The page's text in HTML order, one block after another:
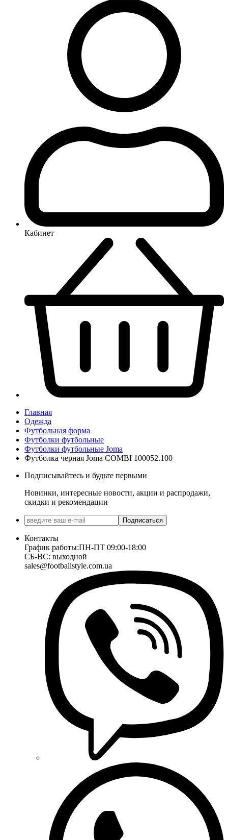
Кабинет
Главная
Одежда
Футбольная форма
Футболки футбольные
Футболки футбольные Joma
Футболка черная Joma COMBI 100052.100
Подписывайтесь и будьте первыми
Новинки, интересные новости, акции и распродажи,
скидки и рекомендации
Подписаться
Контакты
График работы:ПН-ПТ 09:00-18:00
СБ-ВС: выходной
sales@footballstyle.com.ua